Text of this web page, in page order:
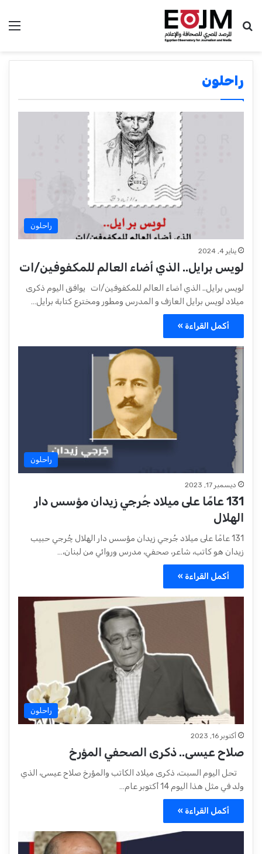
بحث عن
راحلون
راحلون
يناير 4, 2024
لويس برايل.. الذي أضاء العالم للمكفوفين/ات
لويس برايل.. الذي أضاء العالم للمكفوفين/ات يوافق اليوم ذكرى
ميلاد لويس برايل العازف و المدرس ومطور ومخترع كتابة برايل…
أكمل القراءة »
راحلون
ديسمبر 17, 2023
131 عامًا على ميلاد جُرجي زيدان مؤسس دار
الهلال
131 عامًا على ميلاد جُرجي زيدان مؤسس دار الهلال چُرجي حبيب
زيدان هو كاتب، شاعر، صحفي، مدرس وروائي من لبنان،…
أكمل القراءة »
راحلون
أكتوبر 16, 2023
صلاح عيسى.. ذكرى الصحفي المؤرخ
تحل اليوم السبت، ذكرى ميلاد الكاتب والمؤرخ صلاح عيسى، الذي
ولد في مثل هذا اليوم 14 أكتوبر عام…
أكمل القراءة »